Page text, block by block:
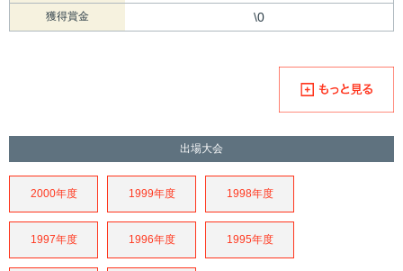
獲得賞金 \0
出場大会
2000年度 1999年度 1998年度
1997年度 1996年度 1995年度